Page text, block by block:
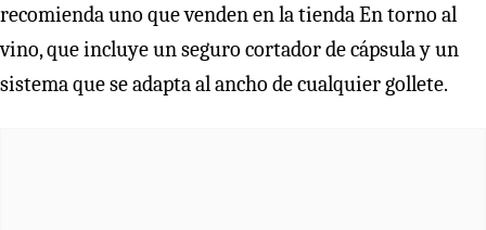
recomienda uno que venden en la tienda En torno al
vino, que incluye un seguro cortador de cápsula y un
sistema que se adapta al ancho de cualquier gollete.